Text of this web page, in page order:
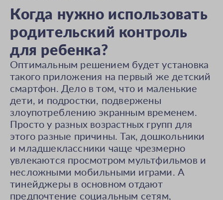
Когда нужно использовать
родительский контроль
для ребенка?
Оптимальным решением будет установка
такого приложения на первый же детский
смартфон. Дело в том, что и маленькие
дети, и подростки, подвержены
злоупотреблению экранным временем.
Просто у разных возрастных групп для
этого разные причины. Так, дошкольники
и младшеклассники чаще чрезмерно
увлекаются просмотром мультфильмов и
несложными мобильными играми. А
тинейджеры в основном отдают
предпочтение социальным сетям,